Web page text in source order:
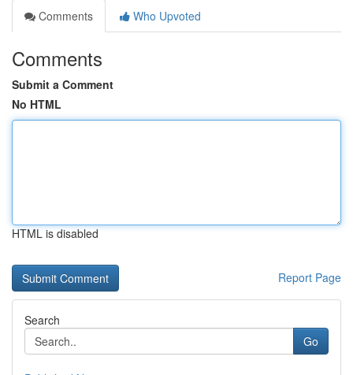
Comments
Who Upvoted
Comments
Submit a Comment
No HTML
HTML is disabled
Report Page
Search
Go